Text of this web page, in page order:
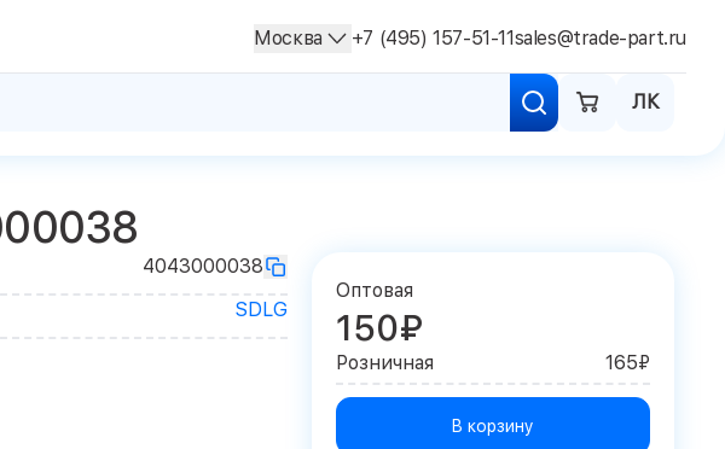
ЛК
Москва +7 (495) 157-51-11sales@trade-part.ru
4043000038
SDLG
Оптовая
150₽
Розничная 165₽
В корзину